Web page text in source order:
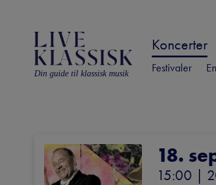
Din guide til klassisk musik
Koncerter
Festivaler
18.
15:00 |